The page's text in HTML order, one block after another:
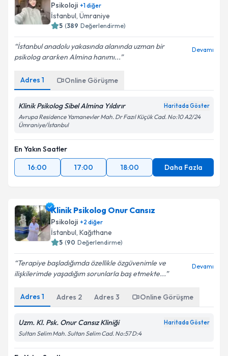
Psikoloji +1diğer
İstanbul, Ümraniye
5 (389 Değerlendirme)
İstanbul anadolu yakasında alanında uzman bir
psikolog ararken Almina hanımı...
Devamı
Adres 1 Online Görüşme
Klinik Psikolog Sibel Almina Yıldırır Haritada Göster
Avrupa Residence Yamanevler Mah. Dr Fazıl Küçük Cad. No:10 A2/24
Ümraniye/İstanbul
En Yakın Saatler
16:00
17:00 18:00 Daha Fazla
Klinik Psikolog Onur Cansız
Psikoloji +2 diğer
İstanbul, Kağıthane
5 (90 Değerlendirme)
Terapiye başladığımda özellikle özgüvenimle ve
ilişkilerimde yaşadığım sorunlarla baş etmekte...
Devamı
Adres 1 Adres 2 Adres 3 Online Görüşme
Uzm. Kl. Psk. Onur Cansız Kliniği Haritada Göster
Sultan Selim Mah. Sultan Selim Cad. No:57 D:4